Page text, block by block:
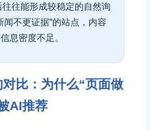
往能形成较稳定的自然询
闻不更证据”的站点，内容
息密度不足。
比：为什么“页面做
AI推荐